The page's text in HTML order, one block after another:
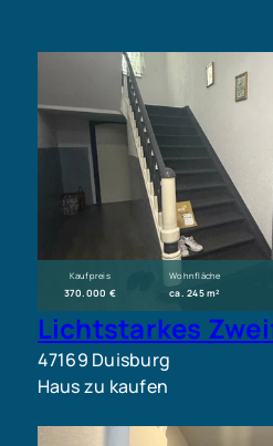
Kaufpreis
370.000 €
Wohnfläche
ca. 245 m²
47169 Duisburg
Haus zu kaufen